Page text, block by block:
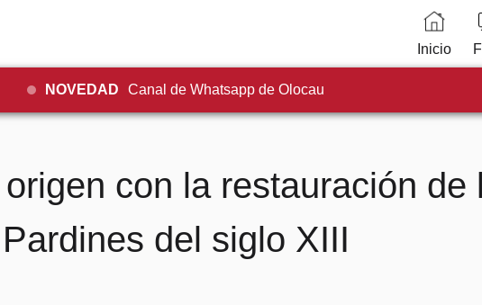
Inicio
NOVEDAD Canal de Whatsapp de Olocau
con la restauración de
Pardines del siglo XIII